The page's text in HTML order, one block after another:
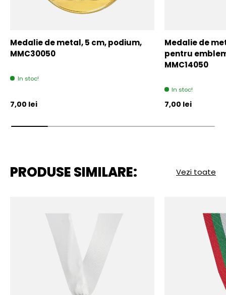
Medalie de metal, 5 cm, podium,
MMC30050
In stoc!
Pret initial
7,00 lei
Medalie de
pentru
MMC14050
In stoc!
Pret initial
7,00 lei
PRODUSE SIMILARE: Vezi toate